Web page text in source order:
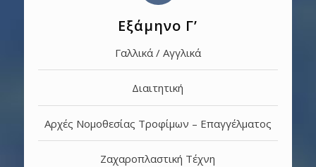
Εξάμηνο Γ’
Γαλλικά / Αγγλικά
Διαιτητική
Αρχές Νομοθεσίας Τροφίμων – Επαγγέλματος
Ζαχαροπλαστική Τέχνη